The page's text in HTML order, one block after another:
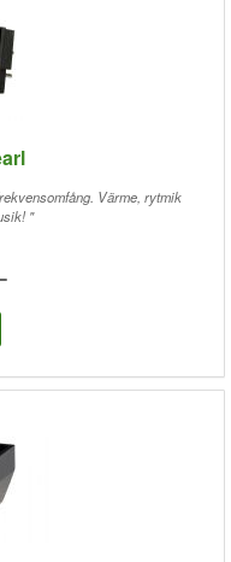
Värme, rytmik
"